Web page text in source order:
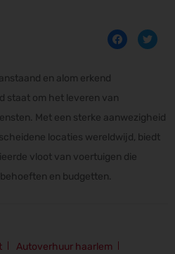
en alom erkend
staat om het leveren van
Met een sterke aanwezigheid
locaties wereldwijd, biedt
vloot van voertuigen die
en budgetten.
Autoverhuur haarlem